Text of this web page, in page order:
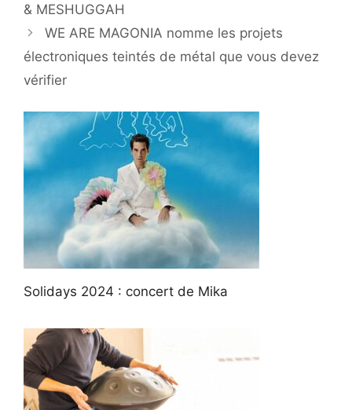
& MESHUGGAH
WE ARE MAGONIA nomme les projets
électroniques teintés de métal que vous devez
vérifier
Solidays 2024 : concert de Mika